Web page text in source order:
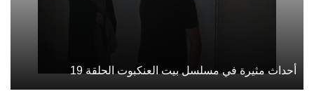
أحداث مثيرة في مسلسل بيت العنكبوت الحلقة 19